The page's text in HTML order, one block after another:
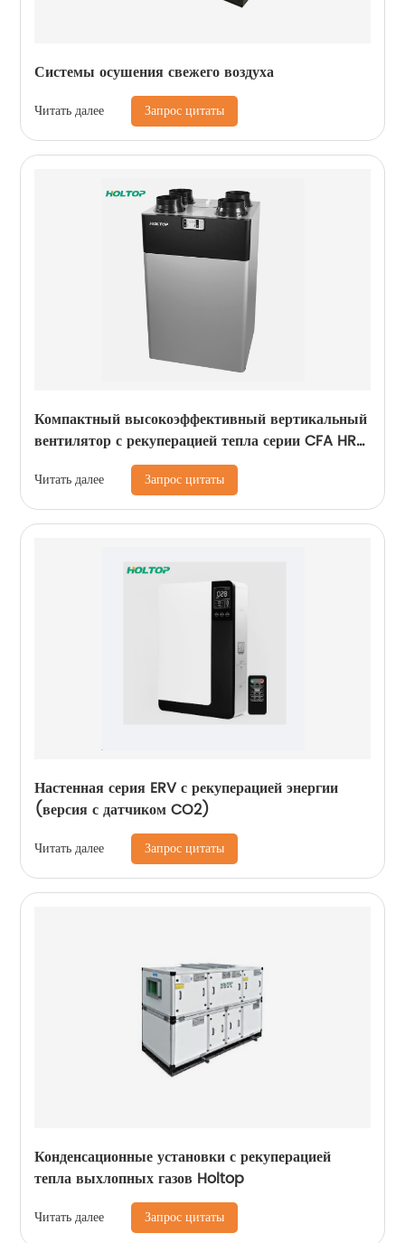
Системы осушения свежего воздуха
Читать далее Запрос цитаты
Компактный высокоэффективный вертикальный
вентилятор с рекуперацией тепла серии CFA HRV
(250–350–500 м3/ч)
Читать далее Запрос цитаты
Настенная серия ERV с рекуперацией энергии
(версия с датчиком CO2)
Читать далее Запрос цитаты
Конденсационные установки с рекуперацией
тепла выхлопных газов Holtop
Читать далее Запрос цитаты